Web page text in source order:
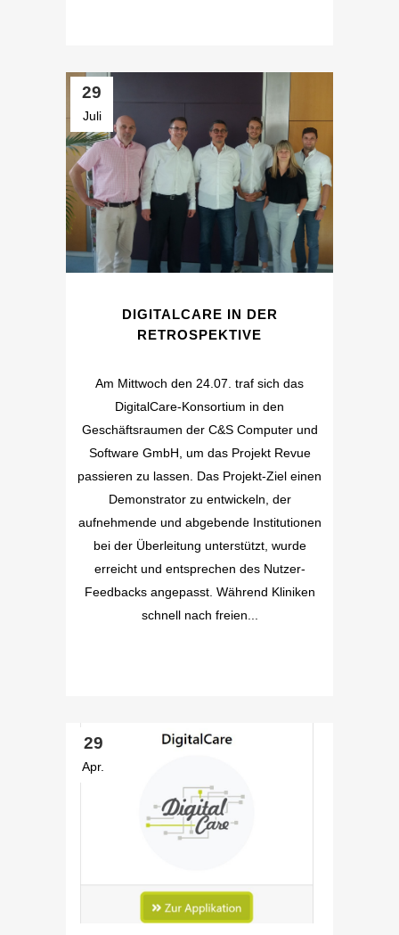
29
Juli
DIGITALCARE IN DER
RETROSPEKTIVE
Am Mittwoch den 24.07. traf sich das
DigitalCare-Konsortium in den
Geschäftsraumen der C&S Computer und
Software GmbH, um das Projekt Revue
passieren zu lassen. Das Projekt-Ziel einen
Demonstrator zu entwickeln, der
aufnehmende und abgebende Institutionen
bei der Überleitung unterstützt, wurde
erreicht und entsprechen des Nutzer-
Feedbacks angepasst. Während Kliniken
schnell nach freien...
29
Apr.